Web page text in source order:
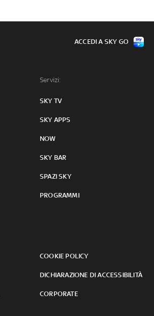
Servizi:
SKY TV
SKY APPS
NOW
SKY BAR
SPAZI SKY
PROGRAMMI
COOKIE POLICY
DICHIARAZIONE DI ACCESSIBILITÀ
CORPORATE
ACCEDI A SKY GO